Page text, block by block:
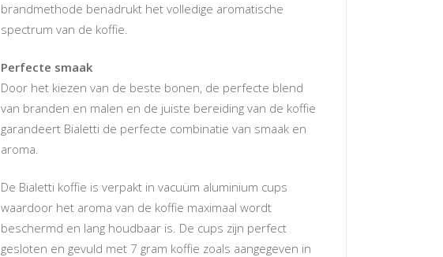
brandmethode benadrukt het volledige aromatische
spectrum van de koffie.
Perfecte smaak
Door het kiezen van de beste bonen, de perfecte blend
van branden en malen en de juiste bereiding van de koffie
garandeert Bialetti de perfecte combinatie van smaak en
aroma.
De Bialetti koffie is verpakt in vacuüm aluminium cups
waardoor het aroma van de koffie maximaal wordt
beschermd en lang houdbaar is. De cups zijn perfect
gesloten en gevuld met 7 gram koffie zoals aangegeven in